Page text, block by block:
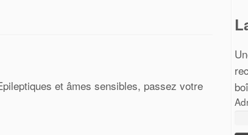
et âmes sensibles, passez votre